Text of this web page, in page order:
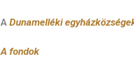
A Dunamelléki
A fondok